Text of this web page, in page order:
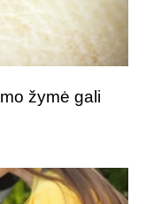
žymė gali